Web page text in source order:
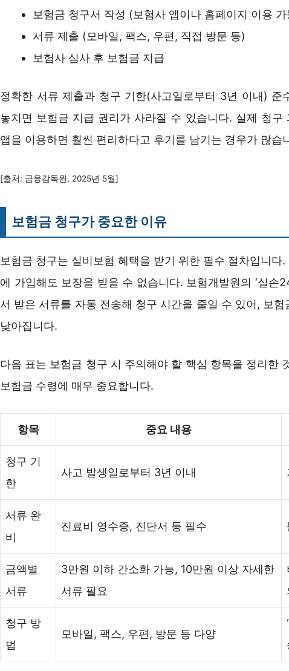
보험금 청구서 작성 (보험사 앱이나 홈페이지 이용 가
서류 제출 (모바일, 팩스, 우편, 직접 방문 등)
보험사 심사 후 보험금 지급
정확한 서류 제출과 청구 기한(사고일로부터 3년 이내) 준
놓치면 보험금 지급 권리가 사라질 수 있습니다. 실제 청구
앱을 이용하면 훨씬 편리하다고 후기를 남기는 경우가 많습
[출처: 금융감독원, 2025년 5월]
보험금 청구가 중요한 이유
보험금 청구는 실비보험 혜택을 받기 위한 필수 절차입니다
에 가입해도 보장을 받을 수 없습니다. 보험개발원의 ‘실손
서 받은 서류를 자동 전송해 청구 시간을 줄일 수 있어, 보
낮아집니다.
다음 표는 보험금 청구 시 주의해야 할 핵심 항목을 정리한
보험금 수령에 매우 중요합니다.
항목 중요 내용
청구 기
한
사고 발생일로부터 3년 이내
서류 완
비
진료비 영수증, 진단서 등 필수
금액별
서류
3만원 이하 간소화 가능, 10만원 이상 자세한
서류 필요
청구 방
법
모바일, 팩스, 우편, 방문 등 다양